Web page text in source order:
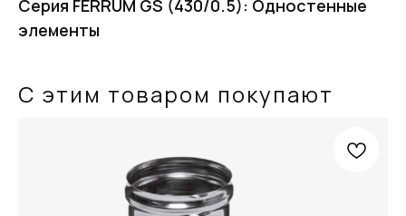
Серия FERRUM GS (430/0.5): Одностенные
элементы
С этим товаром покупают
FERRUM
Оставьте заявку
и получите